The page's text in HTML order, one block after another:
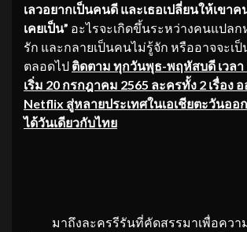
เลวอยากเป็นคนดี และเธอเปลี่ยนให้เขา
เคยเป็น” อะไรจะเกิดขึ้นระหว่างคนแปล
รัก และกลายเป็นคนไม่รู้จัก หรืออาจจะเป็
ตลอดไป ติดตาม ทุกวันพุธ-พฤหัสบดี เวลา
เริ่ม 20 กรกฎาคม 2565 ละครทั้ง 2 เรื่อง
Netflix สู่หลายประเทศในเอเชียตะวันออ
ได้วันเดียวกับไทย
มาถึงละครรีรันที่คัดสรรมาเพื่อความ